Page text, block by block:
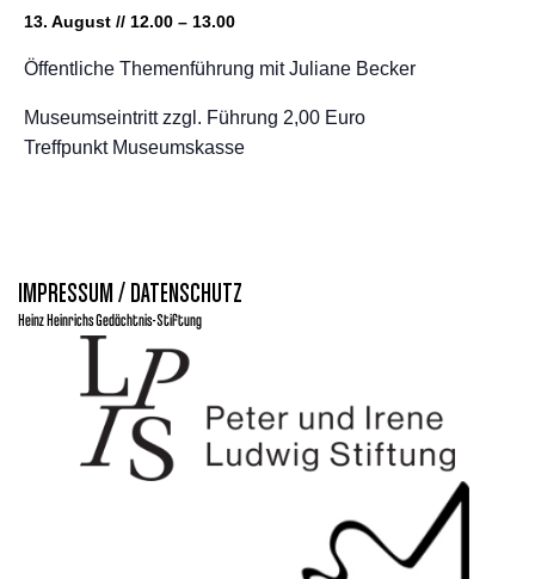
13. August // 12.00 – 13.00
Öffentliche Themenführung mit Juliane Becker
Museumseintritt zzgl. Führung 2,00 Euro
Treffpunkt Museumskasse
IMPRESSUM / DATENSCHUTZ
Heinz Heinrichs Gedächtnis-Stiftung